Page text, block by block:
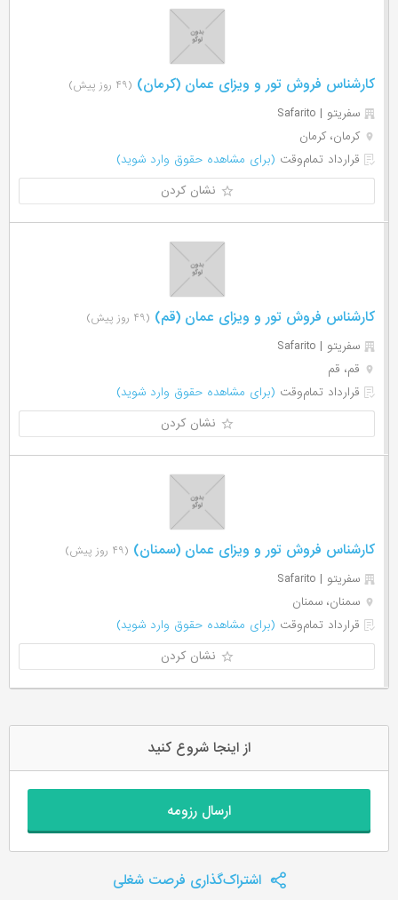
کارشناس فروش تور و ویزای عمان (کرمان) (۴۹ روز پیش)
سفریتو | Safarito
کرمان، کرمان
قرارداد تمام‌وقت (برای مشاهده حقوق وارد شوید)
نشان کردن
کارشناس فروش تور و ویزای عمان (قم) (۴۹ روز پیش)
سفریتو | Safarito
قم، قم
قرارداد تمام‌وقت (برای مشاهده حقوق وارد شوید)
نشان کردن
کارشناس فروش تور و ویزای عمان (سمنان) (۴۹ روز پیش)
سفریتو | Safarito
سمنان، سمنان
قرارداد تمام‌وقت (برای مشاهده حقوق وارد شوید)
نشان کردن
از اینجا شروع کنید
ارسال رزومه
اشتراک‌گذاری فرصت شغلی